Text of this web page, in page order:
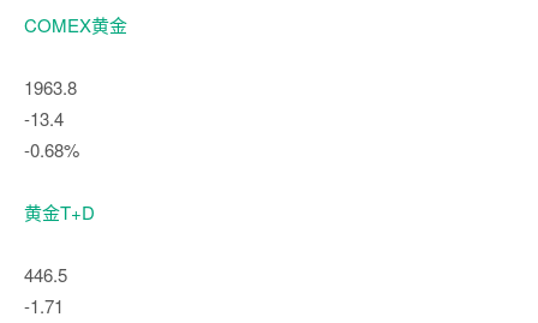
COMEX黄金
1963.8
-13.4
-0.68%
黄金T+D
446.5
-1.71